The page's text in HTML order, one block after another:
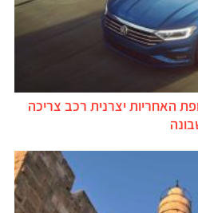
האחריות יצרנית רכב צריכה